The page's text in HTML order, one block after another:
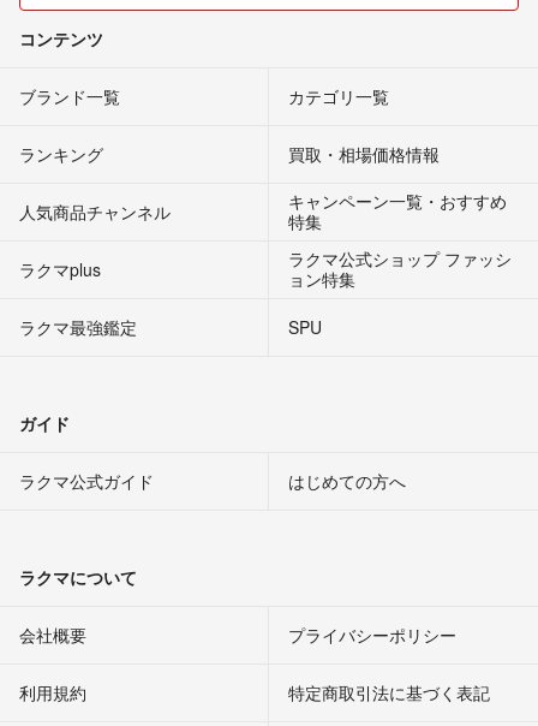
コンテンツ
ブランド一覧 カテゴリ一覧
ランキング 買取・相場価格情報
人気商品チャンネル
キャンペーン一覧・おすすめ
特集
ラクマplus
ラクマ公式ショップ ファッシ
ョン特集
ラクマ最強鑑定
SPU
ガイド
ラクマ公式ガイド はじめての方へ
ラクマについて
会社概要 プライバシーポリシー
利用規約 特定商取引法に基づく表記